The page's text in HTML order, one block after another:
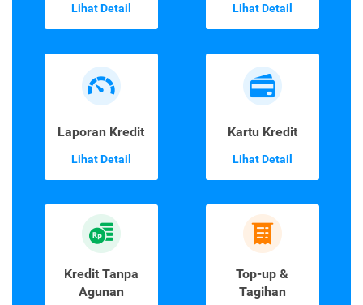
Lihat Detail Lihat Detail
Laporan Kredit
Lihat Detail
Kartu Kredit
Lihat Detail
Kredit Tanpa
Agunan
Top-up &
Tagihan